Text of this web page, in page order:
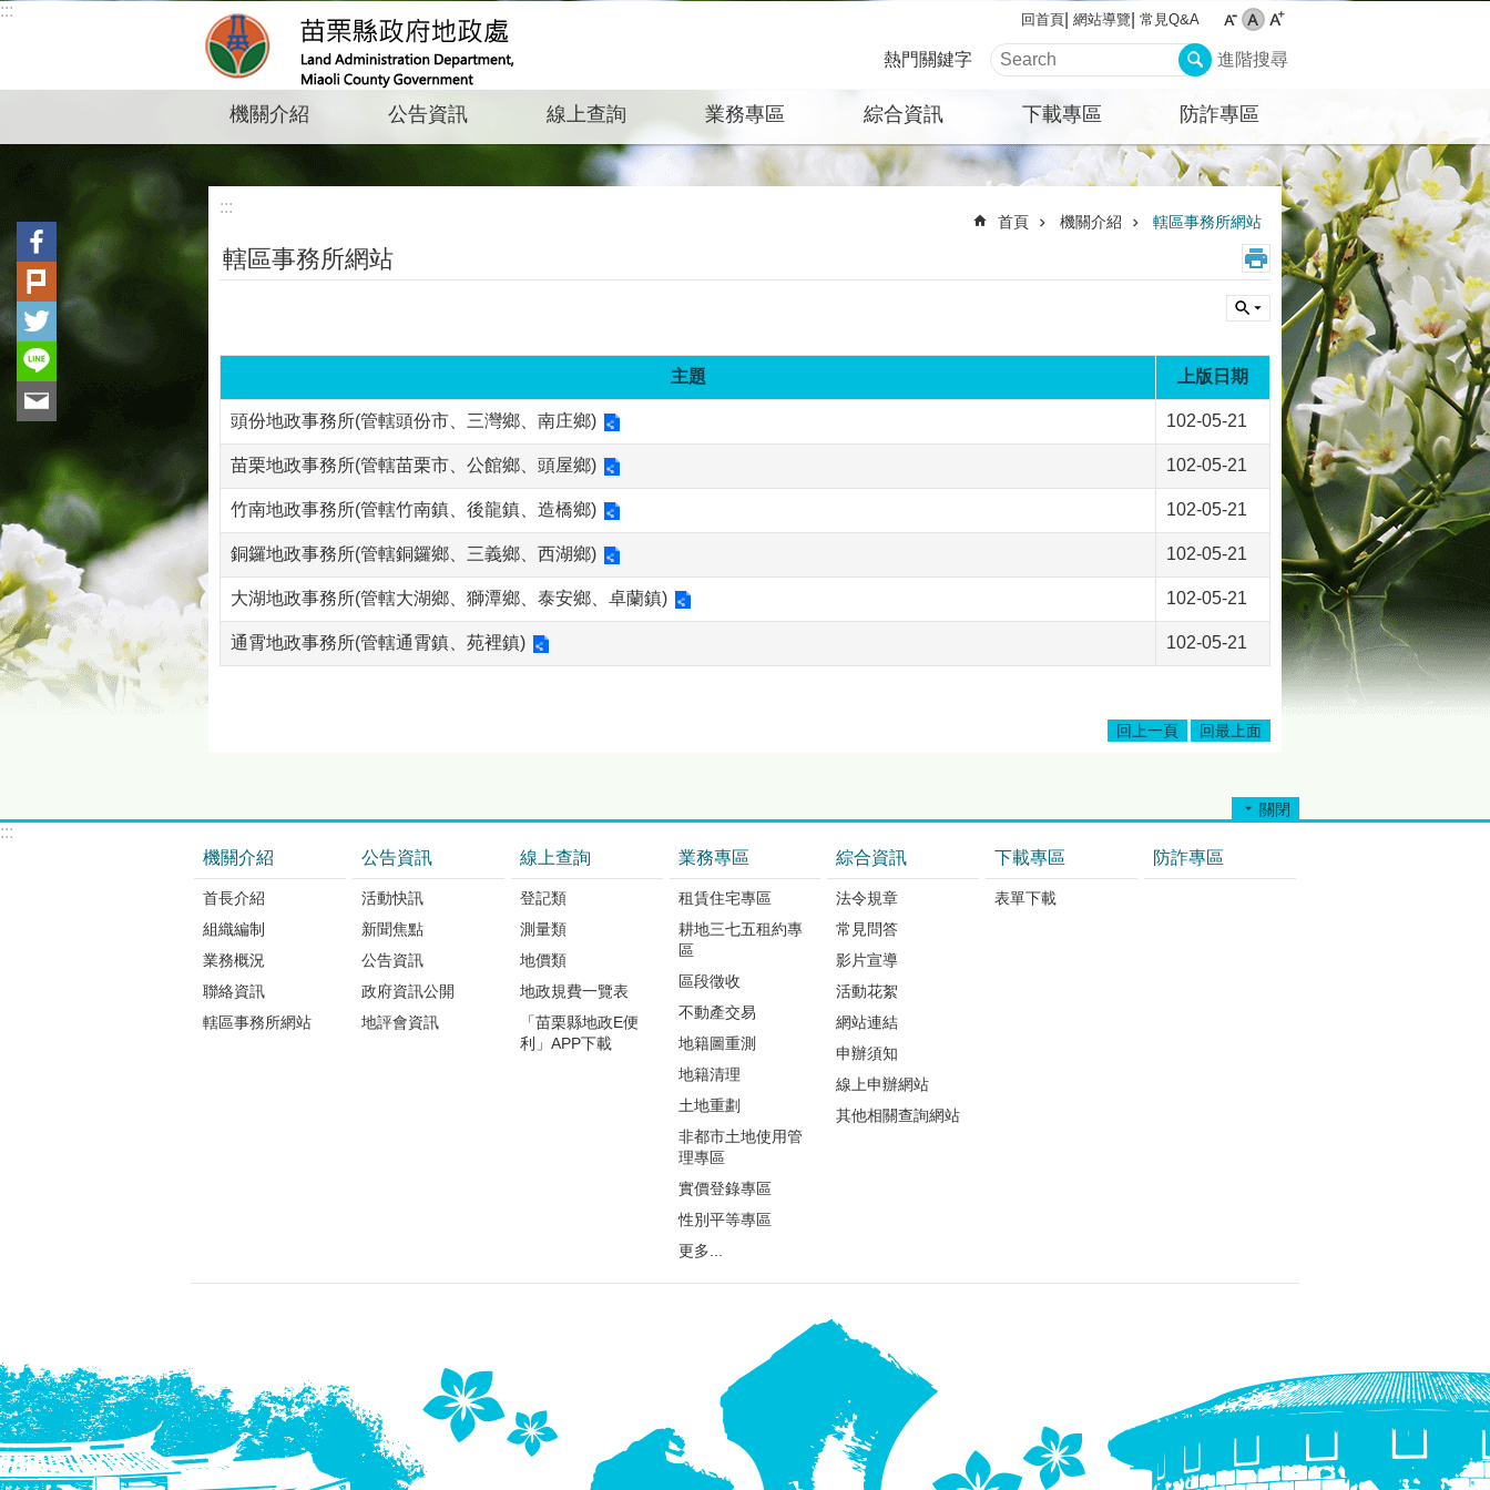
跳到主要內容區塊
::: 回首頁 網站導覽 常見Q&A
熱門關鍵字 進階搜尋
機關介紹 公告資訊 線上查詢 業務專區 綜合資訊 下載專區 防詐專區
:::
首頁 機關介紹 轄區事務所網站
轄區事務所網站
主題 上版日期
頭份地政事務所(管轄頭份市、三灣鄉、南庄鄉) 102-05-21
苗栗地政事務所(管轄苗栗市、公館鄉、頭屋鄉) 102-05-21
竹南地政事務所(管轄竹南鎮、後龍鎮、造橋鄉) 102-05-21
銅鑼地政事務所(管轄銅鑼鄉、三義鄉、西湖鄉) 102-05-21
大湖地政事務所(管轄大湖鄉、獅潭鄉、泰安鄉、卓蘭鎮) 102-05-21
通霄地政事務所(管轄通霄鎮、苑裡鎮) 102-05-21
回上一頁 回最上面
關閉
:::
機關介紹
首長介紹
組織編制
業務概況
聯絡資訊
轄區事務所網站
公告資訊
活動快訊
新聞焦點
公告資訊
政府資訊公開
地評會資訊
線上查詢
登記類
測量類
地價類
地政規費一覽表
「苗栗縣地政E便
利」APP下載
業務專區
租賃住宅專區
耕地三七五租約專
區
區段徵收
不動產交易
地籍圖重測
地籍清理
土地重劃
非都市土地使用管
理專區
實價登錄專區
性別平等專區
更多...
綜合資訊
法令規章
常見問答
影片宣導
活動花絮
網站連結
申辦須知
線上申辦網站
其他相關查詢網站
下載專區
表單下載
防詐專區